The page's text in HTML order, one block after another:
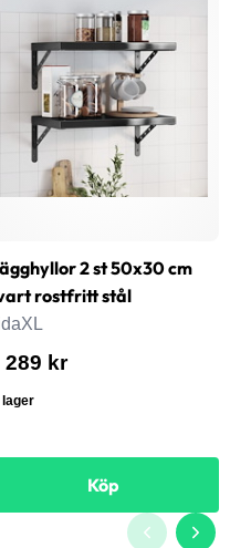
2 st 50x30 cm
rostfritt stål
289 kr
I lager
Köp